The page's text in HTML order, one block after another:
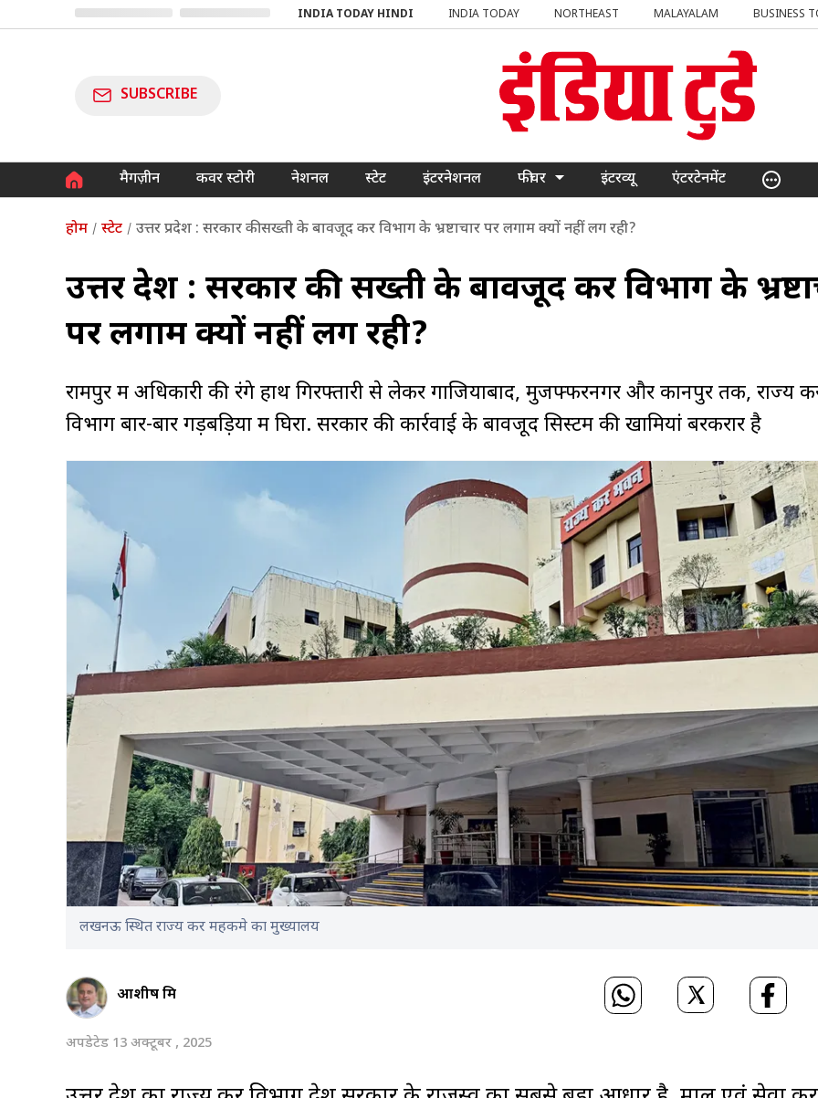
INDIA TODAY HINDI INDIA TODAY NORTHEAST MALAYALAM BUSINESS
SUBSCRIBE
मैगज़ीन कवर स्टोरी नेशनल स्टेट इंटरनेशनल फीचर इंटरव्यू एंटरटेनमेंट
होम स्टेट उत्तर प्रदेश : सरकार की सख्ती के बावजूद कर विभाग के भ्रष्टाचार पर लगाम क्यों नहीं लग रही?
उत्तर प्रदेश : सरकार की सख्ती के बावजूद कर विभाग के
पर लगाम क्यों नहीं लग रही?
रामपुर में अधिकारी की रंगे हाथ गिरफ्तारी से लेकर गाजियाबाद, मुजफ्फरनगर और कानपुर तक, राज्य
विभाग बार-बार गड़बड़ियों में घिरा. सरकार की कार्रवाई के बावजूद सिस्टम की खामियां बरकरार है
लखनऊ स्थित राज्य कर महकमे का मुख्यालय
आशीष मिश्र
अपडेटेड 13 अक्टूबर , 2025